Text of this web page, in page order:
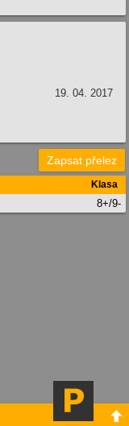
19. 04. 2017
Zapsat přelez
Klasa
8+/9-
